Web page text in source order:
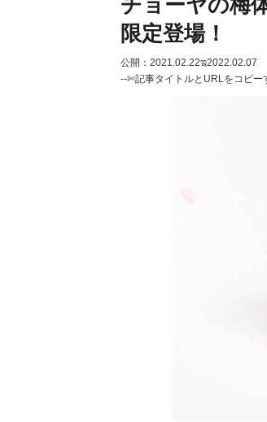
限定登場！
公開：2021.02.22ಇ2022.02.07
--✄記事タイトルとURLをコピ